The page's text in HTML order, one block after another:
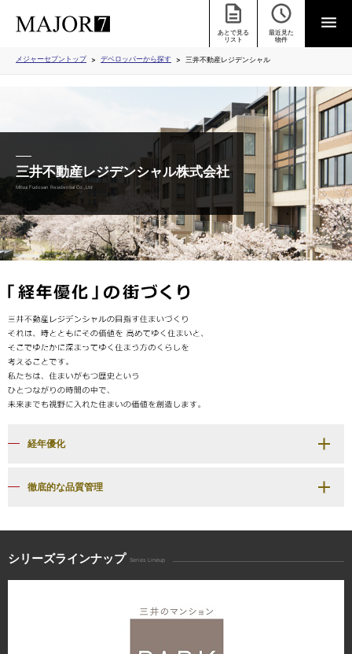
あとで見る
リスト
最近見た
物件
メジャーセブントップ デベロッパーから探す 三井不動産レジデンシャル
ラインナップ グッドデザイン賞 友の会
三井不動産レジデンシャル株式会社
経年優化
徹底的な品質管理
シリーズラインナップ